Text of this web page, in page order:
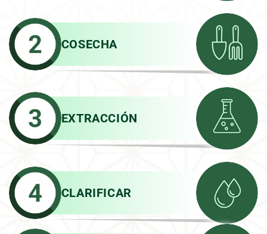
COSECHA
EXTRACCIÓN
CLARIFICAR